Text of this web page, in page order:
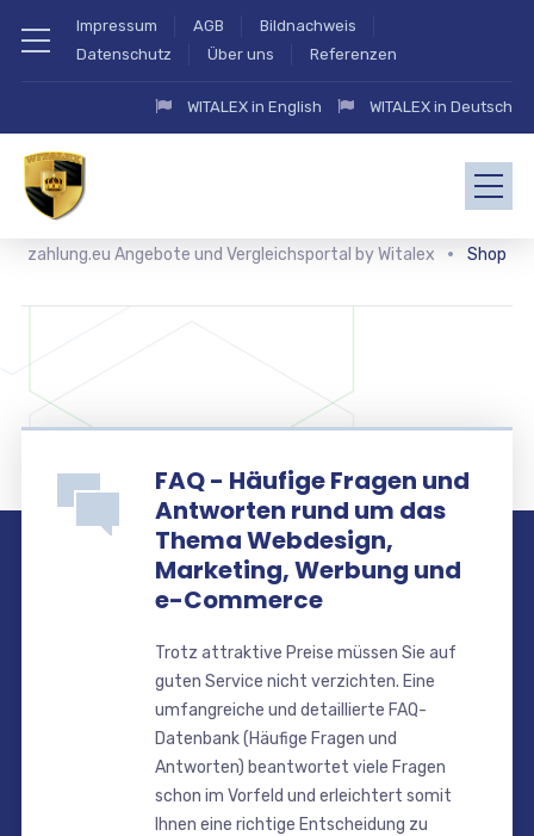
Impressum AGB
Bildnachweis
Datenschutz
Über uns Referenzen
WITALEX in English WITALEX in Deutsch
zahlung.eu Angebote und Vergleichsportal by Witalex Shop
FAQ - Häufige Fragen und
Antworten rund um das
Thema Webdesign,
Marketing, Werbung und
e-Commerce
Trotz attraktive Preise müssen Sie auf
guten Service nicht verzichten. Eine
umfangreiche und detaillierte FAQ-
Datenbank (Häufige Fragen und
Antworten) beantwortet viele Fragen
schon im Vorfeld und erleichtert somit
Ihnen eine richtige Entscheidung zu